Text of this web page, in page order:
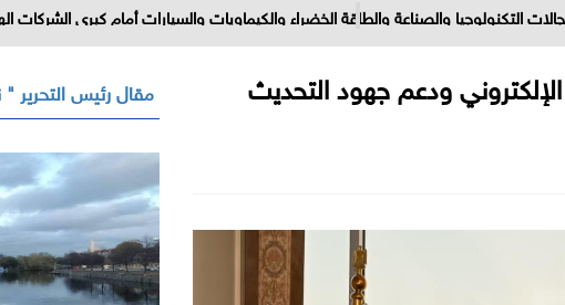
والصناعة والطاقة الخضراء والكيماويات والسيارات أمام كبرى الشركات
ودعم جهود التحديث مقال رئيس التحرير